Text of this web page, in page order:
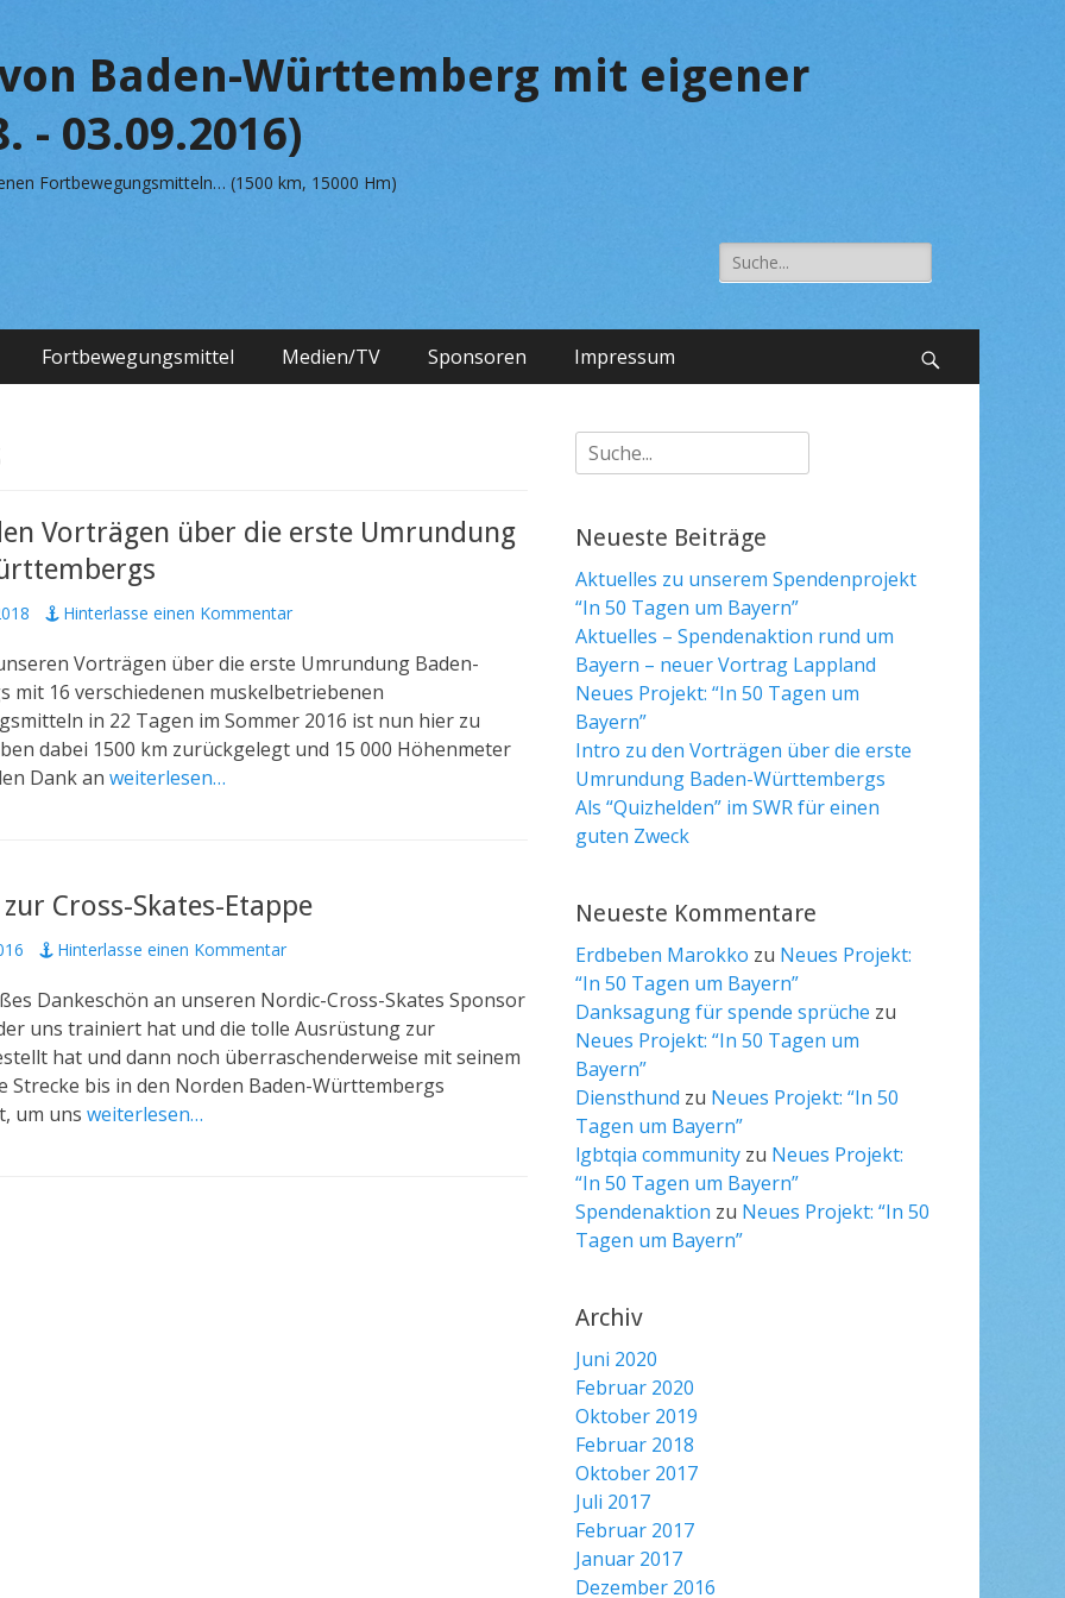
Baden-Württemberg mit eigener
- 03.09.2016)
Fortbewegungsmitteln… (1500 km, 15000 Hm)
Suche
nach:
Fortbewegungsmittel Medien/TV Sponsoren Impressum
Vorträgen über die erste Umrundung
Hinterlasse einen Kommentar
Vorträgen über die erste Umrundung Baden-
mit 16 verschiedenen muskelbetriebenen
in 22 Tagen im Sommer 2016 ist nun hier zu
dabei 1500 km zurückgelegt und 15 000 Höhenmeter
Dank an weiterlesen…
Cross-Skates-Etappe
Hinterlasse einen Kommentar
Dankeschön an unseren Nordic-Cross-Skates Sponsor
uns trainiert hat und die tolle Ausrüstung zur
hat und dann noch überraschenderweise mit seinem
Strecke bis in den Norden Baden-Württembergs
um uns weiterlesen…
Suche
nach:
Neueste Beiträge
Aktuelles zu unserem Spendenprojekt
“In 50 Tagen um Bayern”
Aktuelles – Spendenaktion rund um
Bayern – neuer Vortrag Lappland
Neues Projekt: “In 50 Tagen um
Bayern”
Intro zu den Vorträgen über die erste
Umrundung Baden-Württembergs
Als “Quizhelden” im SWR für einen
guten Zweck
Neueste Kommentare
Erdbeben Marokko zu Neues Projekt:
“In 50 Tagen um Bayern”
Danksagung für spende sprüche zu
Neues Projekt: “In 50 Tagen um
Bayern”
Diensthund zu Neues Projekt: “In 50
Tagen um Bayern”
lgbtqia community zu Neues Projekt:
“In 50 Tagen um Bayern”
Spendenaktion zu Neues Projekt: “In 50
Tagen um Bayern”
Archiv
Juni 2020
Februar 2020
Oktober 2019
Februar 2018
Oktober 2017
Juli 2017
Februar 2017
Januar 2017
Dezember 2016